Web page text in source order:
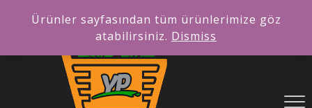
Ürünler sayfasından tüm ürünlerimize göz
atabilirsiniz. Dismiss